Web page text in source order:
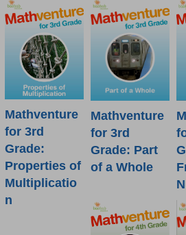
Mathventure
for 3rd
Grade:
Properties of
Multiplicatio
n
Mathventure
for 3rd
Grade: Part
of a Whole